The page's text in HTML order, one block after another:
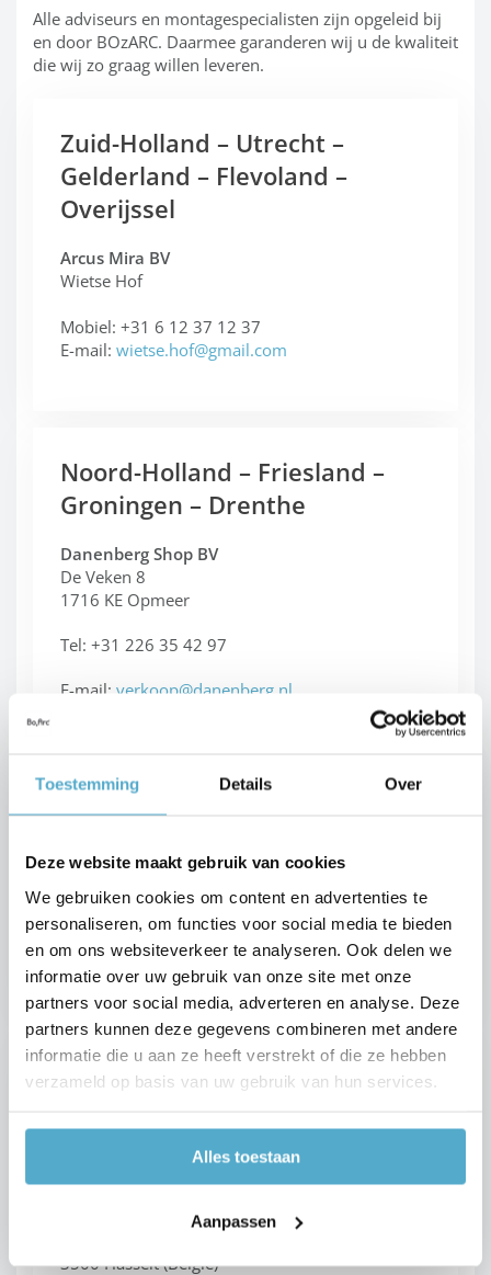
Toestemming Details Over
Deze website maakt gebruik van cookies
We gebruiken cookies om content en advertenties te
personaliseren, om functies voor social media te bieden
en om ons websiteverkeer te analyseren. Ook delen we
informatie over uw gebruik van onze site met onze
partners voor social media, adverteren en analyse. Deze
partners kunnen deze gegevens combineren met andere
informatie die u aan ze heeft verstrekt of die ze hebben
verzameld op basis van uw gebruik van hun services.
Alles toestaan
Aanpassen
Alle adviseurs en montagespecialisten zijn opgeleid bij
en door BOzARC. Daarmee garanderen wij u de kwaliteit
die wij zo graag willen leveren.
Zuid-Holland – Utrecht –
Gelderland – Flevoland –
Overijssel
Arcus Mira BV
Wietse Hof
Mobiel: +31 6 12 37 12 37
E-mail: wietse.hof@gmail.com
Noord-Holland – Friesland –
Groningen – Drenthe
Danenberg Shop BV
De Veken 8
1716 KE Opmeer
Tel: +31 226 35 42 97
E-mail: verkoop@danenberg.nl
Limburg
Trichterheideweg 11/01
Tel: +32 89 44 01 33
E-mail:info@bozarc.be
Noord-Brabant
BOzARC Aartselaar
Boomsesteenweg 41/2
2630 Aartselaar (België)
3500 Hasselt (België)